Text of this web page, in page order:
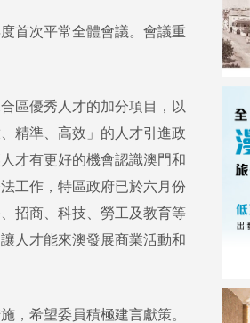
首次平常全體會議。會議重
區優秀人才的加分項目，以
精準、高效」的人才引進政
才有更好的機會認識澳門和
工作，特區政府已於六月份
招商、科技、勞工及教育等
人才能來澳發展商業活動和
，希望委員積極建言獻策。